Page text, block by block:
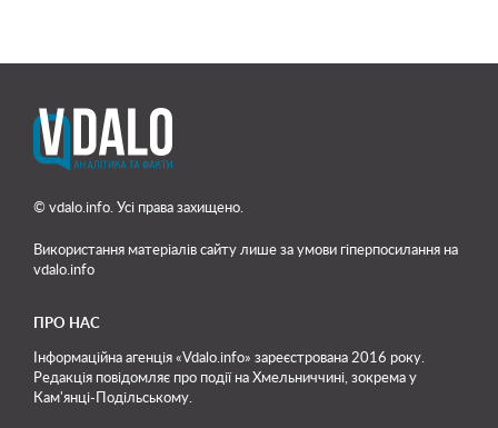
© vdalo.info. Усі права захищено.
Використання матеріалів сайту лише за умови гіперпосилання на
vdalo.info
ПРО НАС
Інформаційна агенція «Vdalo.info» зареєстрована 2016 року.
Редакція повідомляє про події на Хмельниччині, зокрема у
Кам'янці-Подільському.